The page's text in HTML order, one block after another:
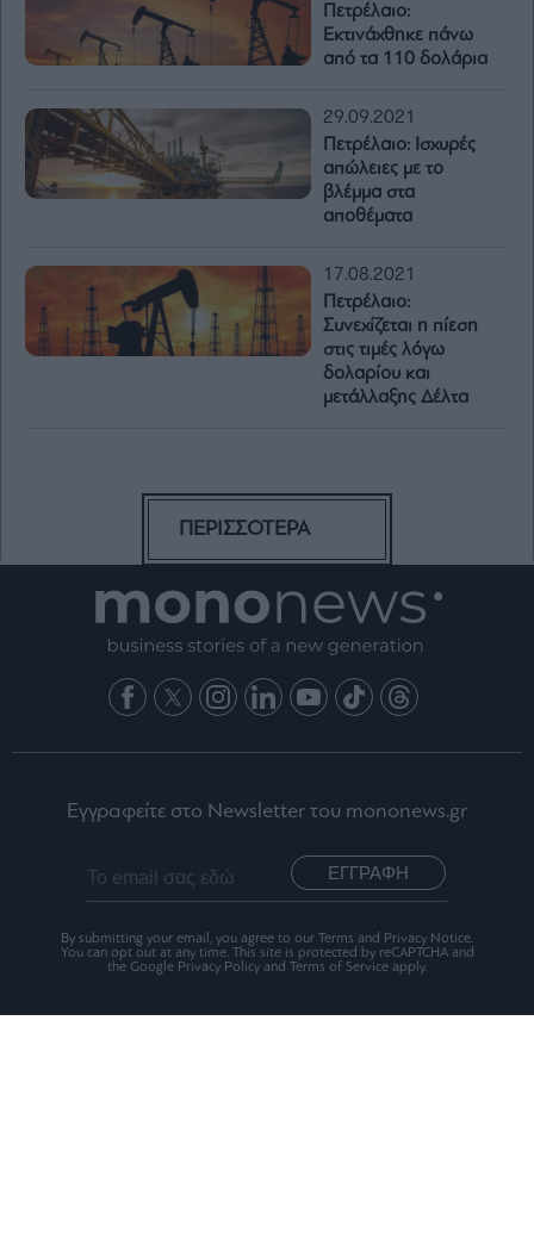
Πετρέλαιο:
Εκτινάχθηκε πάνω
από τα 110 δολάρια
29.09.2021
Πετρέλαιο: Ισχυρές
απώλειες με το
βλέμμα στα
αποθέματα
17.08.2021
Πετρέλαιο:
Συνεχίζεται η πίεση
στις τιμές λόγω
δολαρίου και
μετάλλαξης Δέλτα
ΠΕΡΙΣΣΟΤΕΡΑ
Εγγραφείτε στο Newsletter του mononews.gr
ΕΓΓΡΑΦΗ
By submitting your email, you agree to our Terms and Privacy Notice.
You can opt out at any time. This site is protected by reCAPTCHA and
the Google Privacy Policy and Terms of Service apply.